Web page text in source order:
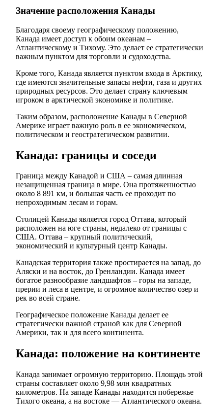
Значение расположения Канады
Благодаря своему географическому положению,
Канада имеет доступ к обоим океанам –
Атлантическому и Тихому. Это делает ее стратегически
важным пунктом для торговли и судоходства.
Кроме того, Канада является пунктом входа в Арктику,
где имеются значительные запасы нефти, газа и других
природных ресурсов. Это делает страну ключевым
игроком в арктической экономике и политике.
Таким образом, расположение Канады в Северной
Америке играет важную роль в ее экономическом,
политическом и геостратегическом развитии.
Канада: границы и соседи
Граница между Канадой и США – самая длинная
незащищенная граница в мире. Она протяженностью
около 8 891 км, и большая часть ее проходит по
непроходимым лесам и горам.
Столицей Канады является город Оттава, который
расположен на юге страны, недалеко от границы с
США. Оттава – крупный политический,
экономический и культурный центр Канады.
Канадская территория также простирается на запад, до
Аляски и на восток, до Гренландии. Канада имеет
богатое разнообразие ландшафтов – горы на западе,
прерии и леса в центре, и огромное количество озер и
рек во всей стране.
Географическое положение Канады делает ее
стратегически важной страной как для Северной
Америки, так и для всего континента.
Канада: положение на континенте
Канада занимает огромную территорию. Площадь этой
страны составляет около 9,98 млн квадратных
километров. На западе Канады находится побережье
Тихого океана, а на востоке — Атлантического океана.